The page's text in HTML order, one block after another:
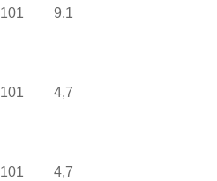
101 9,1
101 4,7
101 4,7